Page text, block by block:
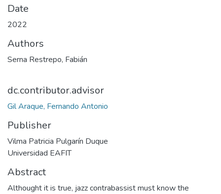
Date
2022
Authors
Serna Restrepo, Fabián
dc.contributor.advisor
Gil Araque, Fernando Antonio
Publisher
Vilma Patricia Pulgarín Duque
Universidad EAFIT
Abstract
Althought it is true, jazz contrabassist must know the